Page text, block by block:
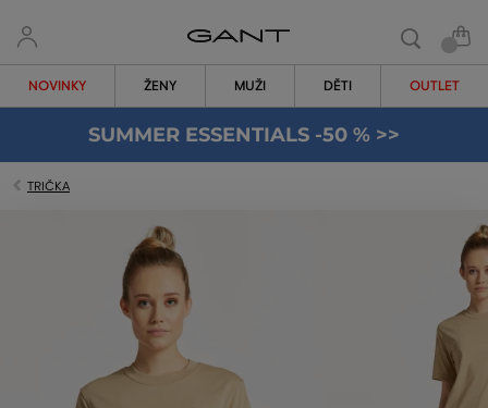
NOVINKY ŽENY MUŽI DĚTI OUTLET
SUMMER ESSENTIALS -50 % >>
TRIČKA